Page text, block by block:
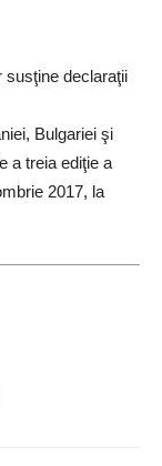
susţine declaraţii
Bulgariei şi
a treia ediţie a
2017, la